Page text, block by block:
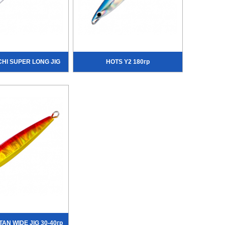
SUPER LONG JIG HOTS Y2 180гр
WIDE JIG 30-40гр